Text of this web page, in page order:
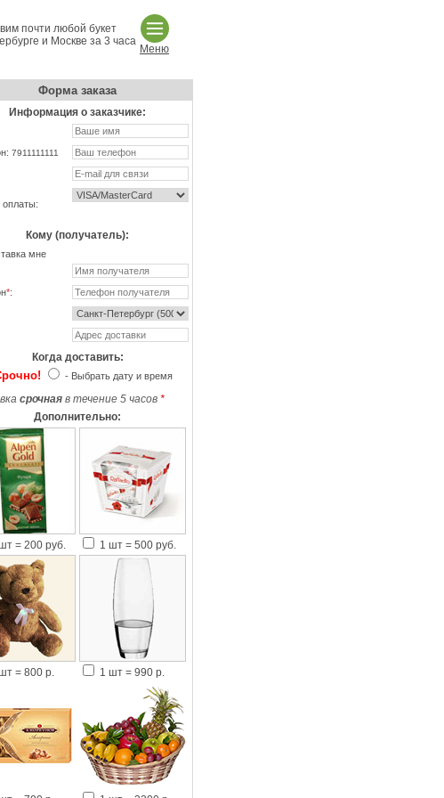
почти любой букет
и Москве за 3 часа
Меню
Форма заказа
Информация о заказчике:
7911111111
Кому (получатель):
мне
*:
Когда доставить:
- Выбрать дату и время
срочная в течение 5 часов *
Дополнительно:
= 200 руб. 1 шт = 500 руб.
= 800 р. 1 шт = 990 р.